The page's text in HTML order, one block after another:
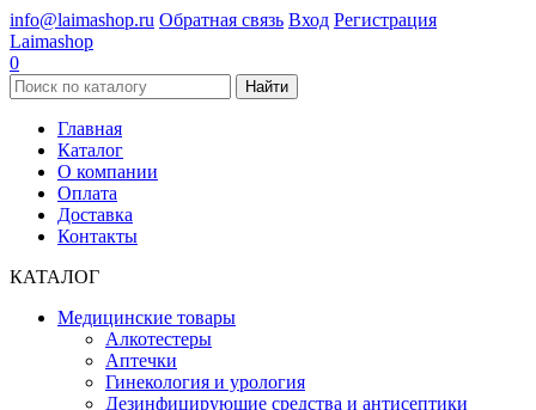
info@laimashop.ru Обратная связь Вход Регистрация
Laimashop
0
Найти
Главная
Каталог
О компании
Оплата
Доставка
Контакты
КАТАЛОГ
Медицинские товары
Алкотестеры
Аптечки
Гинекология и урология
Дезинфицирующие средства и антисептики